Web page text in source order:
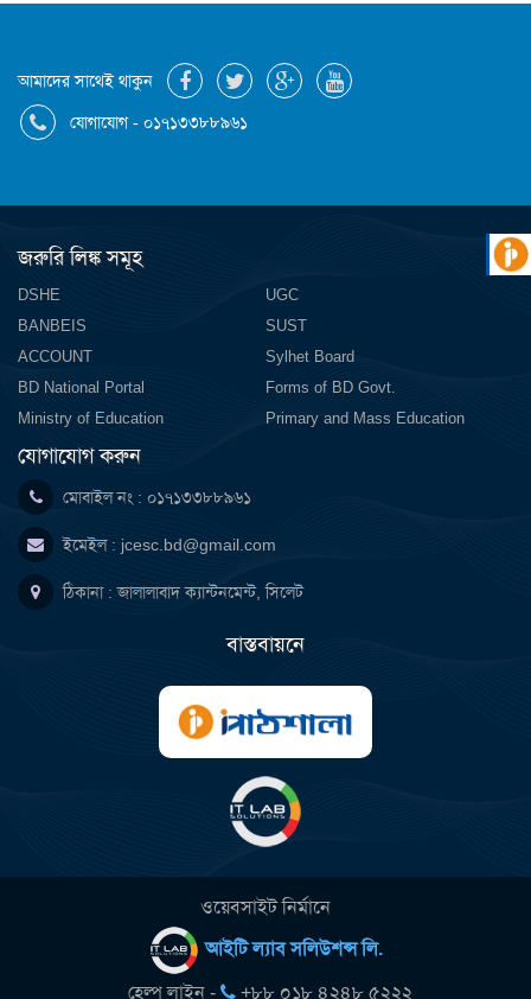
আমাদের সাথেই থাকুন
যোগাযোগ - ০১৭১৩৩৮৮৯৬১
জরুরি লিঙ্ক সমূহ
DSHE
BANBEIS
ACCOUNT
BD National Portal
Ministry of Education
UGC
SUST
Sylhet Board
Forms of BD Govt.
Primary and Mass Education
যোগাযোগ করুন
মোবাইল নং : ০১৭১৩৩৮৮৯৬১
ইমেইল : jcesc.bd@gmail.com
ঠিকানা : জালালাবাদ ক্যান্টনমেন্ট, সিলেট
বাস্তবায়নে
ওয়েবসাইট নির্মানে
আইটি ল্যাব সলিউশন্স লি.
হেল্প লাইন - +৮৮ ০১৮ ৪২৪৮ ৫২২২